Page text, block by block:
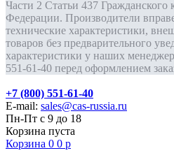
Части 2 Статьи 437 Гражданского
Федерации. Производители
технические характеристики,
товаров без предварительного
характеристики у наших
551-61-40 перед оформлением
+7 (800) 551-61-40
E-mail: sales@cas-russia.ru
Пн-Пт с 9 до 18
Корзина пуста
Корзина 0 0 р